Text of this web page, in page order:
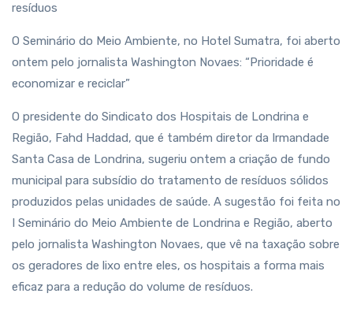
resíduos
O Seminário do Meio Ambiente, no Hotel Sumatra, foi aberto
ontem pelo jornalista Washington Novaes: “Prioridade é
economizar e reciclar”
O presidente do Sindicato dos Hospitais de Londrina e
Região, Fahd Haddad, que é também diretor da Irmandade
Santa Casa de Londrina, sugeriu ontem a criação de fundo
municipal para subsídio do tratamento de resíduos sólidos
produzidos pelas unidades de saúde. A sugestão foi feita no
I Seminário do Meio Ambiente de Londrina e Região, aberto
pelo jornalista Washington Novaes, que vê na taxação sobre
os geradores de lixo entre eles, os hospitais a forma mais
eficaz para a redução do volume de resíduos.